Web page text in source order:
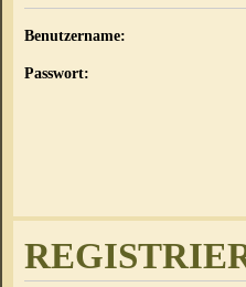
Benutzername:
Passwort: